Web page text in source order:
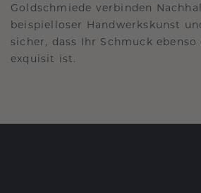
Goldschmiede verbinden
beispielloser Handwerkskunst
sicher, dass Ihr Schmuck
exquisit ist.